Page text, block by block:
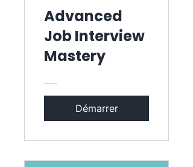
Advanced
Job Interview
Mastery
Démarrer